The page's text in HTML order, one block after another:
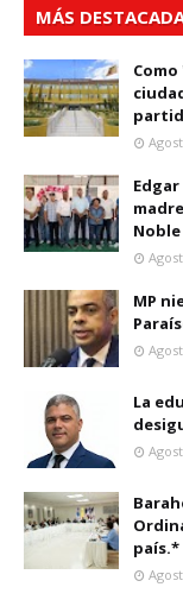
MÁS
Noble
MP
La
país.*